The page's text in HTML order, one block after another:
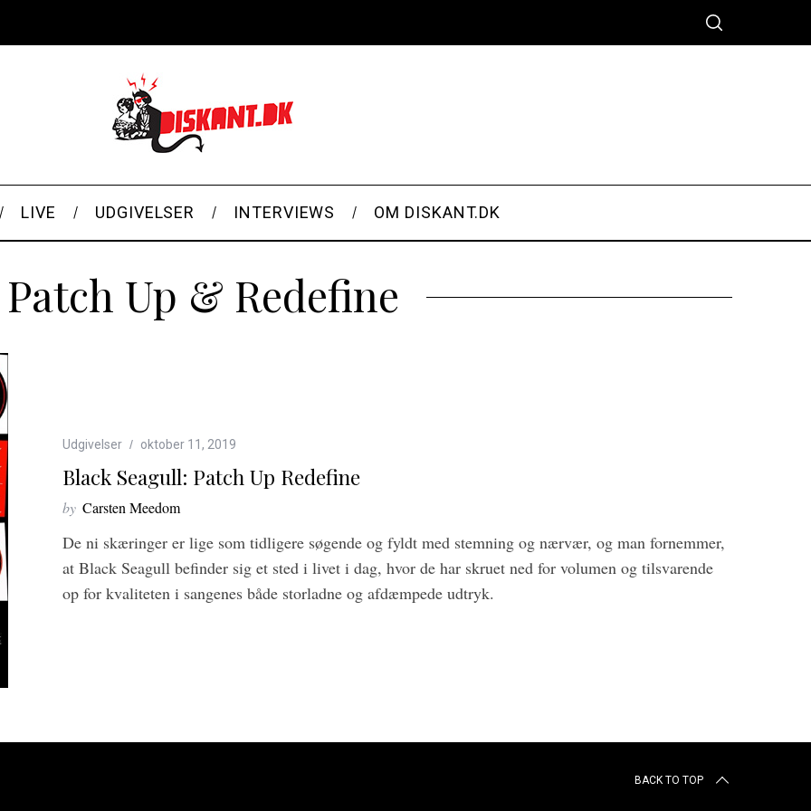
LIVE UDGIVELSER INTERVIEWS OM DISKANT.DK
Patch Up & Redefine
Udgivelser oktober 11, 2019
Black Seagull: Patch Up Redefine
by Carsten Meedom
De ni skæringer er lige som tidligere søgende og fyldt med stemning og nærvær, og man fornemmer,
at Black Seagull befinder sig et sted i livet i dag, hvor de har skruet ned for volumen og tilsvarende
op for kvaliteten i sangenes både storladne og afdæmpede udtryk.
BACK TO TOP